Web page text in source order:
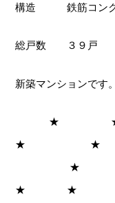
構造 鉄筋コンク
総戸数 ３９戸
新築マンションです。
★
★
★
★ ★